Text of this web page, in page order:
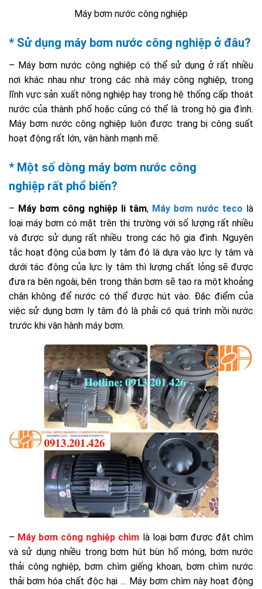
Máy bơm nước công nghiệp
* Sử dụng máy bơm nước công nghiệp ở đâu?
– Máy bơm nước công nghiệp có thể sử dụng ở rất nhiều
nơi khác nhau như trong các nhà máy công nghiệp, trong
lĩnh vực sản xuất nông nghiệp hay trong hệ thống cấp thoát
nước của thành phố hoặc cũng có thể là trong hộ gia đình.
Máy bơm nước công nghiệp luôn được trang bị công suất
hoạt động rất lớn, vận hành mạnh mẽ.
* Một số dòng máy bơm nước công
nghiệp rất phổ biến?
– Máy bơm công nghiệp li tâm, Máy bơm nước teco là
loại máy bơm có mặt trên thị trường với số lượng rất nhiều
và được sử dụng rất nhiều trong các hộ gia đình. Nguyên
tắc hoạt động của bơm ly tâm đó là dựa vào lực ly tâm và
dưới tác động của lực ly tâm thì lượng chất lỏng sẽ được
đưa ra bên ngoài, bên trong thân bơm sẽ tạo ra một khoảng
chân không để nước có thể được hút vào. Đặc điểm của
việc sử dụng bơm ly tâm đó là phải có quá trình mồi nước
trước khi vận hành máy bơm.
– Máy bơm công nghiệp chìm là loại bơm được đặt chìm
và sử dụng nhiều trong bơm hút bùn hố móng, bơm nước
thải công nghiệp, bơm chìm giếng khoan, bơm chìm nước
thải bơm hóa chất độc hại … Máy bơm chìm này hoạt động